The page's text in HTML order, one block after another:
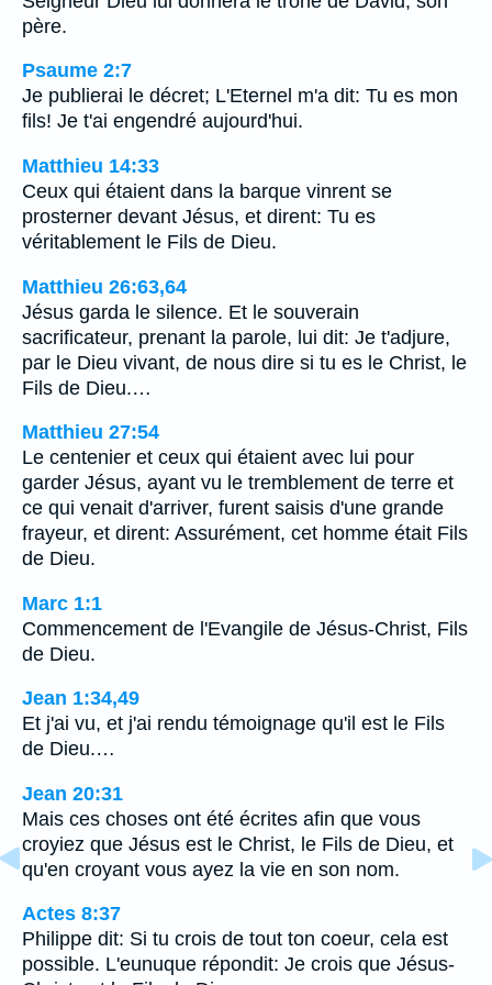
père.
Psaume 2:7
Je publierai le décret; L'Eternel m'a dit: Tu es mon
fils! Je t'ai engendré aujourd'hui.
Matthieu 14:33
Ceux qui étaient dans la barque vinrent se
prosterner devant Jésus, et dirent: Tu es
véritablement le Fils de Dieu.
Matthieu 26:63,64
Jésus garda le silence. Et le souverain
sacrificateur, prenant la parole, lui dit: Je t'adjure,
par le Dieu vivant, de nous dire si tu es le Christ, le
Fils de Dieu.…
Matthieu 27:54
Le centenier et ceux qui étaient avec lui pour
garder Jésus, ayant vu le tremblement de terre et
ce qui venait d'arriver, furent saisis d'une grande
frayeur, et dirent: Assurément, cet homme était Fils
de Dieu.
Marc 1:1
Commencement de l'Evangile de Jésus-Christ, Fils
de Dieu.
Jean 1:34,49
Et j'ai vu, et j'ai rendu témoignage qu'il est le Fils
de Dieu.…
Jean 20:31
Mais ces choses ont été écrites afin que vous
croyiez que Jésus est le Christ, le Fils de Dieu, et
qu'en croyant vous ayez la vie en son nom.
Actes 8:37
Philippe dit: Si tu crois de tout ton coeur, cela est
possible. L'eunuque répondit: Je crois que Jésus-